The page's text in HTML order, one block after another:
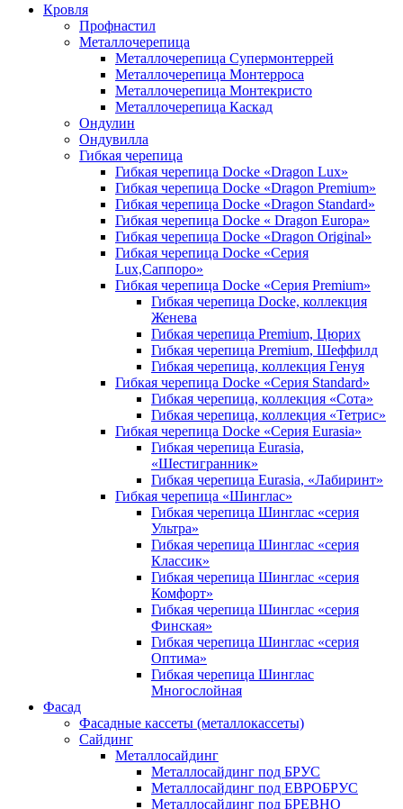
Кровля
Профнастил
Металлочерепица
Металлочерепица Супермонтеррей
Металлочерепица Монтерроса
Металлочерепица Монтекристо
Металлочерепица Каскад
Ондулин
Ондувилла
Гибкая черепица
Гибкая черепица Docke «Dragon Lux»
Гибкая черепица Docke «Dragon Premium»
Гибкая черепица Docke «Dragon Standard»
Гибкая черепица Docke « Dragon Europa»
Гибкая черепица Docke «Dragon Original»
Гибкая черепица Docke «Серия
Lux,Саппоро»
Гибкая черепица Docke «Серия Premium»
Гибкая черепица Docke, коллекция
Женева
Гибкая черепица Premium, Цюрих
Гибкая черепица Premium, Шеффилд
Гибкая черепица, коллекция Генуя
Гибкая черепица Docke «Серия Standard»
Гибкая черепица, коллекция «Сота»
Гибкая черепица, коллекция «Тетрис»
Гибкая черепица Docke «Серия Eurasia»
Гибкая черепица Eurasia,
«Шестигранник»
Гибкая черепица Eurasia, «Лабиринт»
Гибкая черепица «Шинглас»
Гибкая черепица Шинглас «серия
Ультра»
Гибкая черепица Шинглас «серия
Классик»
Гибкая черепица Шинглас «серия
Комфорт»
Гибкая черепица Шинглас «серия
Финская»
Гибкая черепица Шинглас «серия
Оптима»
Гибкая черепица Шинглас
Многослойная
Фасад
Фасадные кассеты (металлокассеты)
Сайдинг
Металлосайдинг
Металлосайдинг под БРУС
Металлосайдинг под ЕВРОБРУС
Металлосайдинг под БРЕВНО